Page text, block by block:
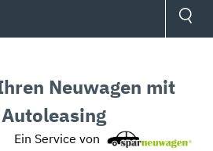
Neuwagen mit
Ein Service von